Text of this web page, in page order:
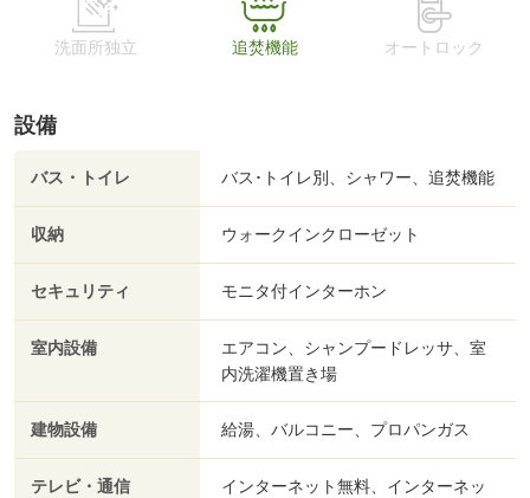
洗面所独立 追焚機能 オートロック
設備
バス・トイレ バス･トイレ別、シャワー、追焚機能
収納 ウォークインクローゼット
セキュリティ モニタ付インターホン
室内設備
エアコン、シャンプードレッサ、室
内洗濯機置き場
建物設備 給湯、バルコニー、プロパンガス
テレビ・通信
インターネット無料、インターネッ